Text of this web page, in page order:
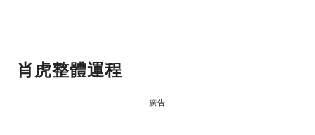
肖虎整體運程
廣告